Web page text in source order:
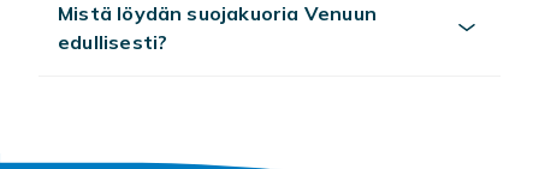
Mistä löydän suojakuoria Venuun
edullisesti?